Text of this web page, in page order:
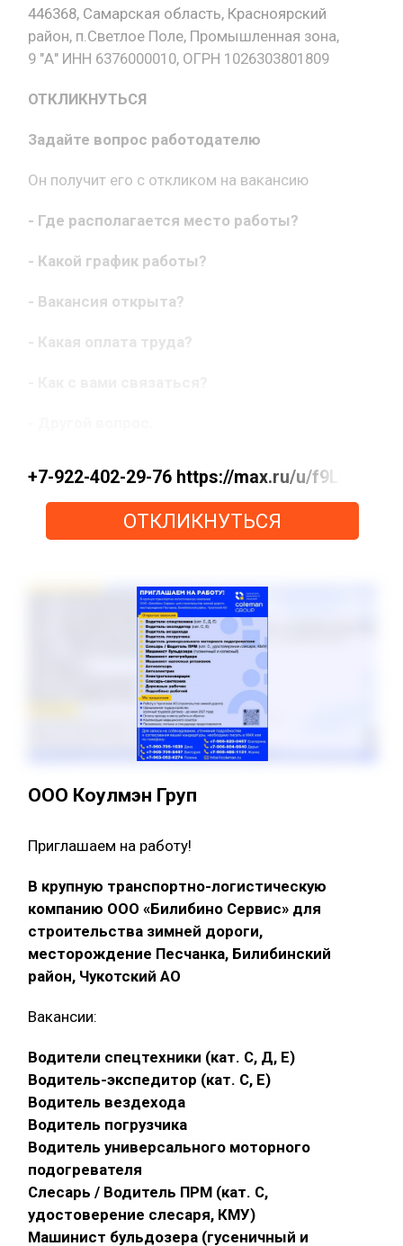
446368, Самарская область, Красноярский
район, п.Светлое Поле, Промышленная зона,
9 "А" ИНН 6376000010, ОГРН 1026303801809
ОТКЛИКНУТЬСЯ
Задайте вопрос работодателю
Он получит его с откликом на вакансию
- Где располагается место работы?
- Какой график работы?
- Вакансия открыта?
- Какая оплата труда?
+7-922-402-29-76 https://max.ru/u/
ОТКЛИКНУТЬСЯ
ООО Коулмэн Груп
Приглашаем на работу!
В крупную транспортно-логистическую
компанию ООО «Билибино Сервис» для
строительства зимней дороги,
месторождение Песчанка, Билибинский
район, Чукотский АО
Вакансии:
Водители спецтехники (кат. С, Д, Е)
Водитель-экспедитор (кат. С, Е)
Водитель вездехода
Водитель погрузчика
Водитель универсального моторного
подогревателя
Слесарь / Водитель ПРМ (кат. С,
удостоверение слесаря, КМУ)
Машинист бульдозера (гусеничный и